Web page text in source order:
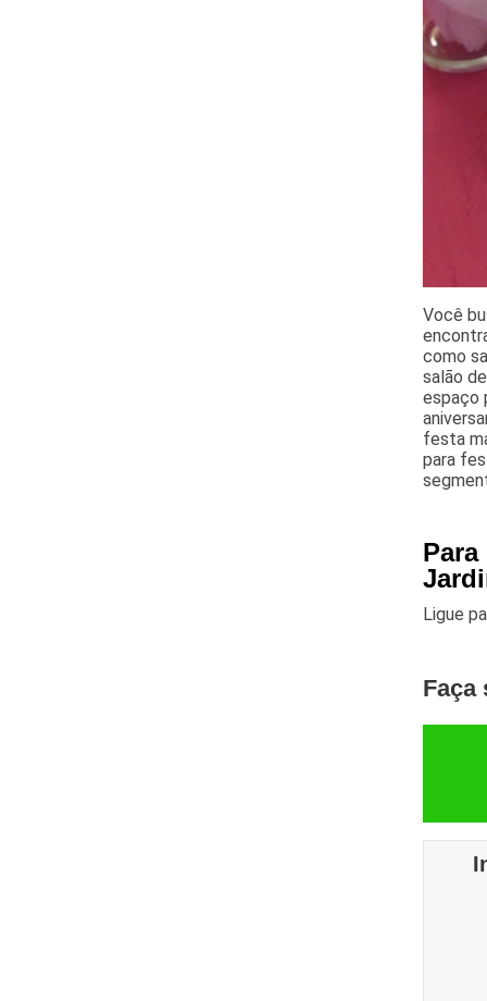
Você
como
salão
espaço
festa
para
Ligue
Faça